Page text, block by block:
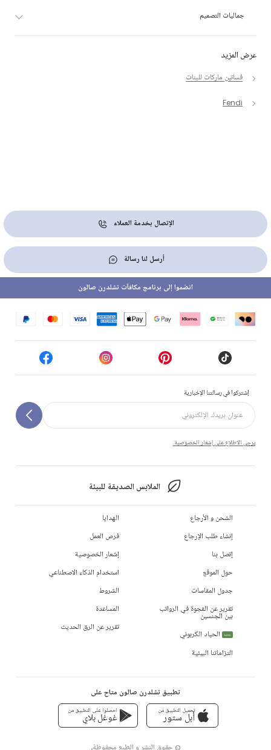
عرض المزيد
فساتين ماركات للبنات
Fendi
جماليات التصميم
الإتصال بخدمة العملاء
أرسل لنا رسالة
إشتركوا في رسالتنا الإخبارية
يرجى الاطلاع على إشعار الخصوصية.
الملابس الصديقة للبيئة
انضموا إلى برنامج مكافآت تشلدرن صالون
الشحن و الأرجاع
إنشاء طلب الإرجاع
إتصل بنا
حول الموقع
جدول المقاسات
تقرير عن الفجوة في الرواتب
بين الجنسين
جديد
الحياد الكربوني
التزاماتنا البيئية
الهدايا
فرص العمل
إشعار الخصوصية
استخدام الذكاء الاصطناعي
الشروط
المساعدة
تقرير عن الرق الحديث
تطبيق تشلدرن صالون متاح على
تحميل التطبيق من
أبل ستور
احصلوا على التطبيق من
غوغل بلاي
© حقوق النشر و الطبع محفوظة،